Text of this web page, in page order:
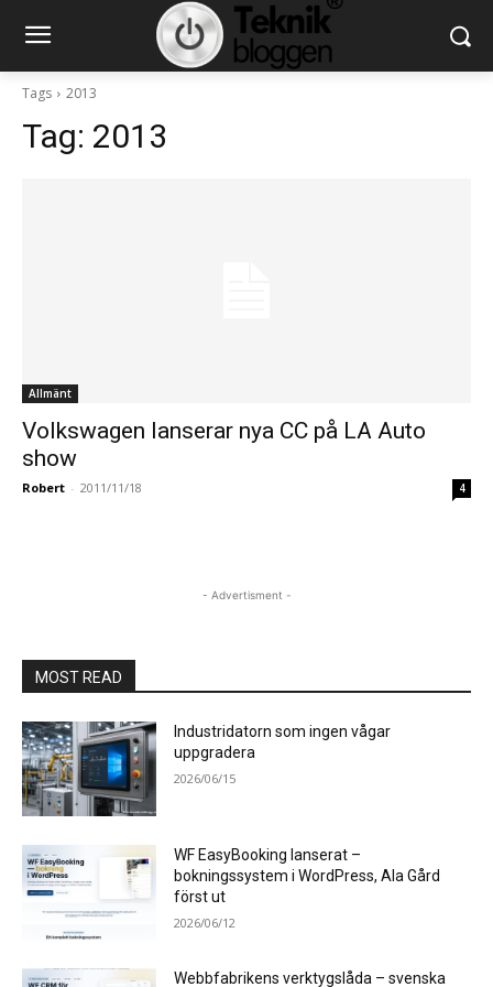
Tags 2013
Tag: 2013
Allmänt
Volkswagen lanserar nya CC på LA Auto
show
Robert - 2011/11/18 4
- Advertisment -
MOST READ
Industridatorn som ingen vågar
uppgradera
2026/06/15
WF EasyBooking lanserat –
bokningssystem i WordPress, Ala Gård
först ut
2026/06/12
Webbfabrikens verktygslåda – svenska